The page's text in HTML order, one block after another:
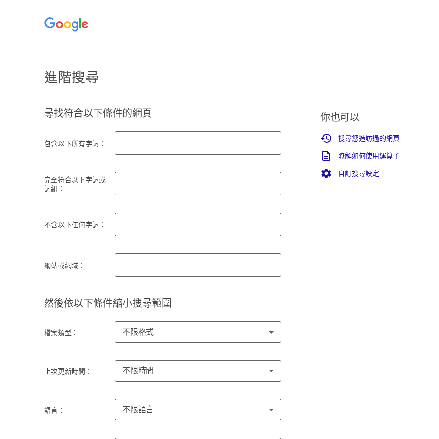
進階搜尋
尋找符合以下條件的網頁
包含以下所有字詞：
完全符合以下字詞或
詞組：
不含以下任何字詞：
網站或網域：
然後依以下條件縮小搜尋範圍
檔案類型： 不限格式
上次更新時間： 不限時間
語言： 不限語言
你也可以
搜尋您造訪過的網頁
瞭解如何使用運算子
自訂搜尋設定